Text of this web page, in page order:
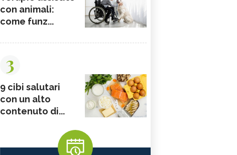
con animali:
come funz...
3
9 cibi salutari
con un alto
contenuto di...